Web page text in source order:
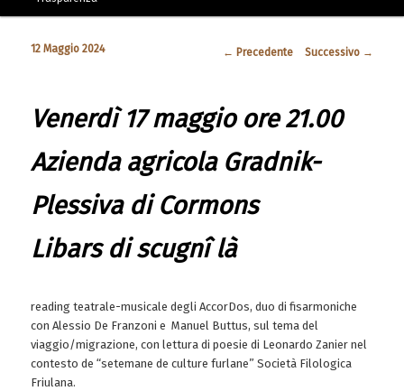
Navigazione articolo
← Precedente Successivo →
Venerdì 17 maggio ore 21.00
Azienda agricola Gradnik-
Plessiva di Cormons
Libars di scugnî là
12 Maggio 2024
reading teatrale-musicale degli AccorDos, duo di fisarmoniche
con Alessio De Franzoni e Manuel Buttus, sul tema del
viaggio/migrazione, con lettura di poesie di Leonardo Zanier nel
contesto de “setemane de culture furlane” Società Filologica
Friulana.